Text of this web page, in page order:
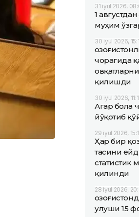
31 iyul 2026,
1
муҳим
30 iyul 2026,
чорагида
қилишди
30 iyul 2026,
Агар бола
йўқотиб
29 iyul 2026,
Ҳар бир
тасини
статистик
қилинди
28 iyul 2026,
улуши 15